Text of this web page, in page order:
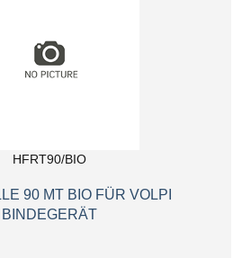
HFRT90/BIO
90 MT BIO FÜR VOLPI
BINDEGERÄT